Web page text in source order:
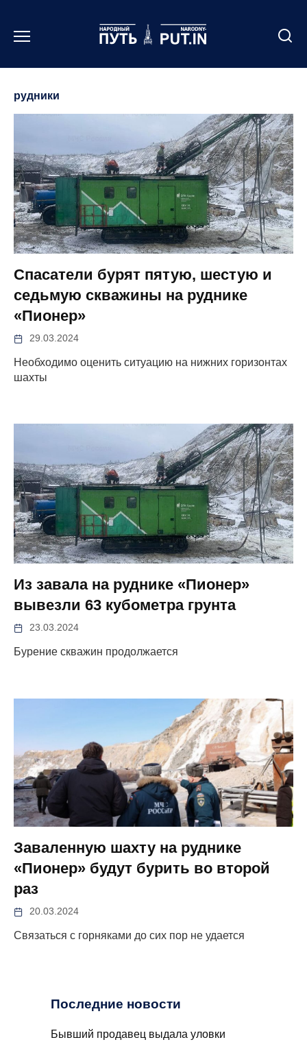
содержанию
рудники
Спасатели бурят пятую, шестую и
седьмую скважины на руднике
«Пионер»
29.03.2024
Необходимо оценить ситуацию на нижних горизонтах
шахты
Из завала на руднике «Пионер»
вывезли 63 кубометра грунта
23.03.2024
Бурение скважин продолжается
Заваленную шахту на руднике
«Пионер» будут бурить во второй
раз
20.03.2024
Связаться с горняками до сих пор не удается
Последние новости
Бывший продавец выдала уловки